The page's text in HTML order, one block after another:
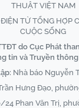
THUẬT VIỆT NAM
TỬ TỔNG HỢP
CUỘC SỐNG
do Cục Phát
tin và Truyền
Nhà báo Nguyễn
Hưng Đạo,
24 Phan Văn Trị,